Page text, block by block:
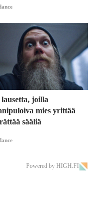
lausetta, joilla
mies yrittää
sääliä
Powered by HIGH.FI